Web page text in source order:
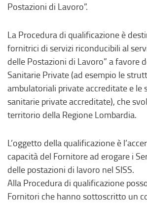
Postazioni di Lavoro”.
La Procedura di qualificazione è
fornitrici di servizi riconducibili al
delle Postazioni di Lavoro” a favore
Sanitarie Private (ad esempio le
ambulatoriali private accreditate e le
sanitarie private accreditate), che
territorio della Regione Lombardia.
L’oggetto della qualificazione è
capacità del Fornitore ad erogare i
delle postazioni di lavoro nel SISS.
Alla Procedura di qualificazione
Fornitori che hanno sottoscritto un